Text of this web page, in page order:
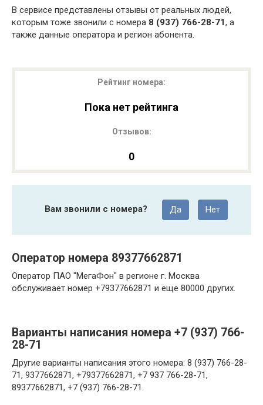
В сервисе представлены отзывы от реальных людей,
которым тоже звонили с номера 8 (937) 766-28-71, а
также данные оператора и регион абонента.
Рейтинг номера:
Пока нет рейтинга
Отзывов:
0
Вам звонили с номера? Да Нет
Оператор номера 89377662871
Оператор ПАО "МегаФон" в регионе г. Москва
обслуживает номер +79377662871 и еще 80000 других.
Варианты написания номера +7 (937) 766-
28-71
Другие варианты написания этого номера: 8 (937) 766-28-
71, 9377662871, +79377662871, +7 937 766-28-71,
89377662871, +7 (937) 766-28-71.